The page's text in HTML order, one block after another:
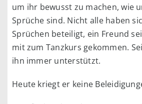
um ihr bewusst zu machen, wie
Sprüche sind. Nicht alle haben
Sprüchen beteiligt, ein Freund
mit zum Tanzkurs gekommen.
ihn immer unterstützt.
Heute kriegt er keine